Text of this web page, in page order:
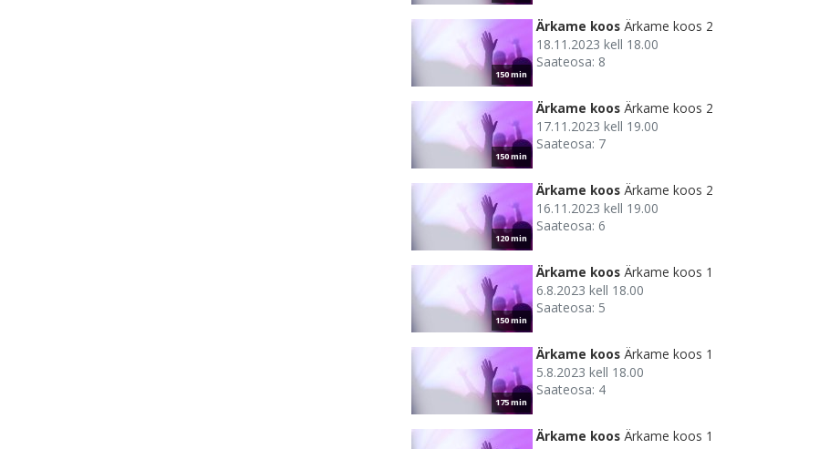
150 min
Ärkame koos Ärkame koos 2
18.11.2023 kell 18.00
Saateosa: 8
150 min
Ärkame koos Ärkame koos 2
17.11.2023 kell 19.00
Saateosa: 7
120 min
Ärkame koos Ärkame koos 2
16.11.2023 kell 19.00
Saateosa: 6
150 min
Ärkame koos Ärkame koos 1
6.8.2023 kell 18.00
Saateosa: 5
175 min
Ärkame koos Ärkame koos 1
5.8.2023 kell 18.00
Saateosa: 4
Ärkame koos Ärkame koos 1